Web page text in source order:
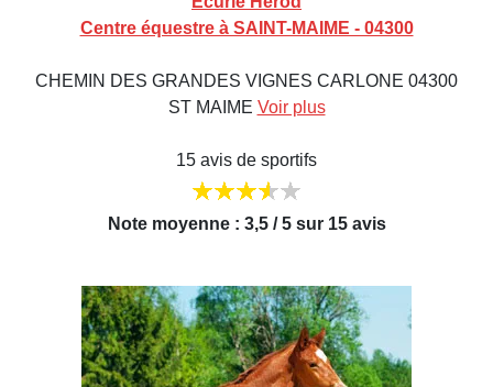
Centre équestre à SAINT-MAIME - 04300
CHEMIN DES GRANDES VIGNES CARLONE 04300
ST MAIME Voir plus
15 avis de sportifs
Note moyenne : 3,5 / 5 sur 15 avis